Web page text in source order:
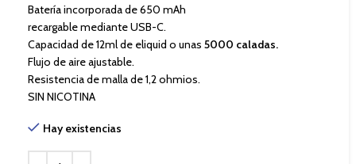
Batería incorporada de 650 mAh
recargable mediante USB-C.
Capacidad de 12ml de eliquid o unas 5000 caladas.
Flujo de aire ajustable.
Resistencia de malla de 1,2 ohmios.
SIN NICOTINA
Hay existencias